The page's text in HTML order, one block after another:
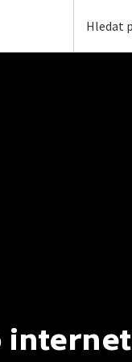
internet